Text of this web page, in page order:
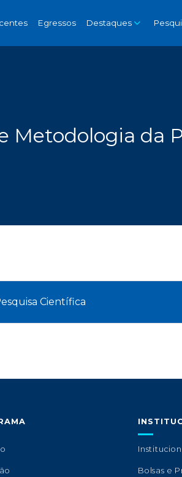
Egressos Destaques
Metodologia da
Científica
Bolsas e